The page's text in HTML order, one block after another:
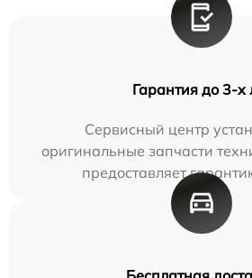
Гарантия до 3-х
Сервисный центр
оригинальные запчасти
предоставляет